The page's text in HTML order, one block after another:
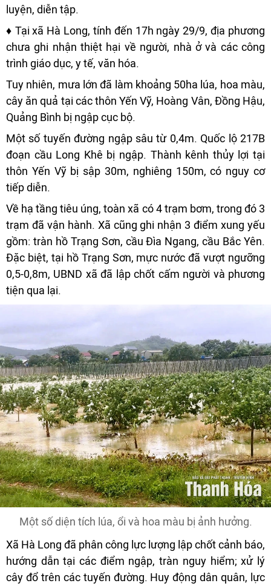
luyện, diễn tập.
♦ Tại xã Hà Long, tính đến 17h ngày 29/9, địa phương
chưa ghi nhận thiệt hại về người, nhà ở và các công
trình giáo dục, y tế, văn hóa.
Tuy nhiên, mưa lớn đã làm khoảng 50ha lúa, hoa màu,
cây ăn quả tại các thôn Yến Vỹ, Hoàng Vân, Đồng Hậu,
Quảng Bình bị ngập cục bộ.
Một số tuyến đường ngập sâu từ 0,4m. Quốc lộ 217B
đoạn cầu Long Khê bị ngập. Thành kênh thủy lợi tại
thôn Yến Vỹ bị sập 30m, nghiêng 150m, có nguy cơ
tiếp diễn.
Về hạ tầng tiêu úng, toàn xã có 4 trạm bơm, trong đó 3
trạm đã vận hành. Xã cũng ghi nhận 3 điểm xung yếu
gồm: tràn hồ Trạng Sơn, cầu Đìa Ngang, cầu Bắc Yên.
Đặc biệt, tại hồ Trạng Sơn, mực nước đã vượt ngưỡng
0,5-0,8m, UBND xã đã lập chốt cấm người và phương
tiện qua lại.
Một số diện tích lúa, ổi và hoa màu bị ảnh hưởng.
Xã Hà Long đã phân công lực lượng lập chốt cảnh báo,
hướng dẫn tại các điểm ngập, tràn nguy hiểm; xử lý
cây đổ trên các tuyến đường. Huy động dân quân, lực